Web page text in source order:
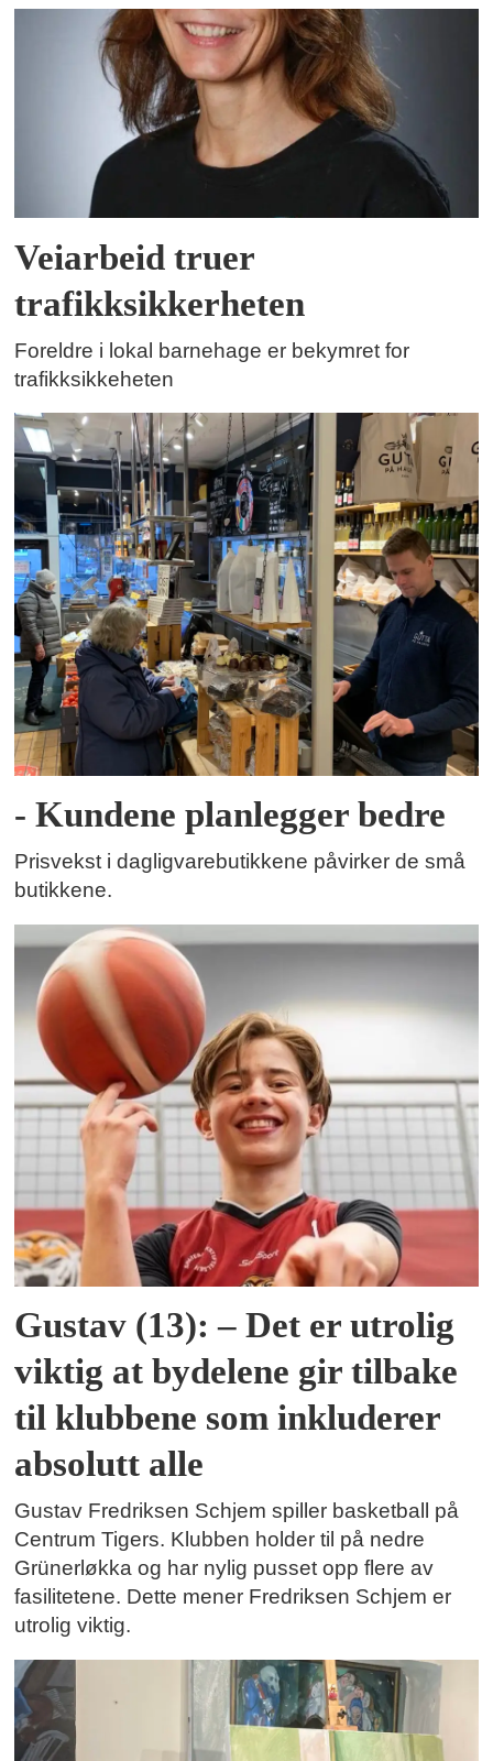
Veiarbeid truer
trafikksikkerheten
Foreldre i lokal barnehage er bekymret for
trafikksikkeheten
- Kundene planlegger bedre
Prisvekst i dagligvarebutikkene påvirker de små
butikkene.
Gustav (13): – Det er utrolig
viktig at bydelene gir tilbake
til klubbene som inkluderer
absolutt alle
Gustav Fredriksen Schjem spiller basketball på
Centrum Tigers. Klubben holder til på nedre
Grünerløkka og har nylig pusset opp flere av
fasilitetene. Dette mener Fredriksen Schjem er
utrolig viktig.